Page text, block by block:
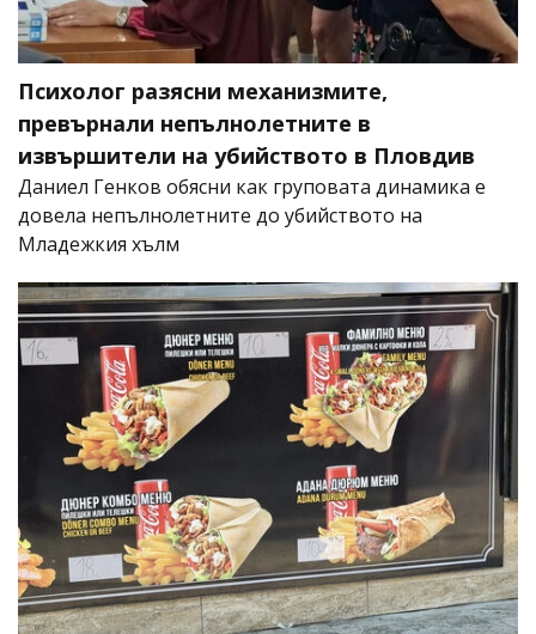
Психолог разясни механизмите,
превърнали непълнолетните в
извършители на убийството в Пловдив
Даниел Генков обясни как груповата динамика е
довела непълнолетните до убийството на
Младежкия хълм